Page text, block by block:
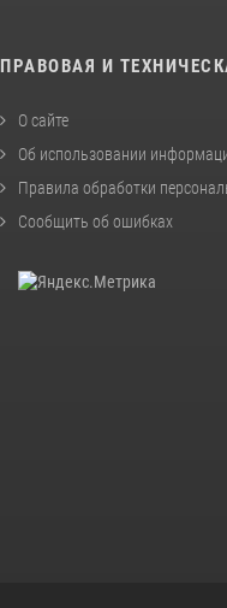
ПРАВОВАЯ И
О сайте
Об использовании
Правила обработки
Сообщить об ошибках